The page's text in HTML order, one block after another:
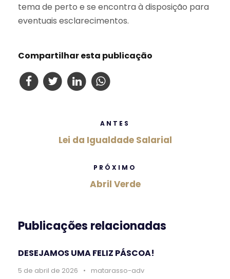
tema de perto e se encontra à disposição para
eventuais esclarecimentos.
Compartilhar esta publicação
ANTES
Lei da Igualdade Salarial
PRÓXIMO
Abril Verde
Publicações relacionadas
DESEJAMOS UMA FELIZ PÁSCOA!
5 de abril de 2026 • matarasso-adv